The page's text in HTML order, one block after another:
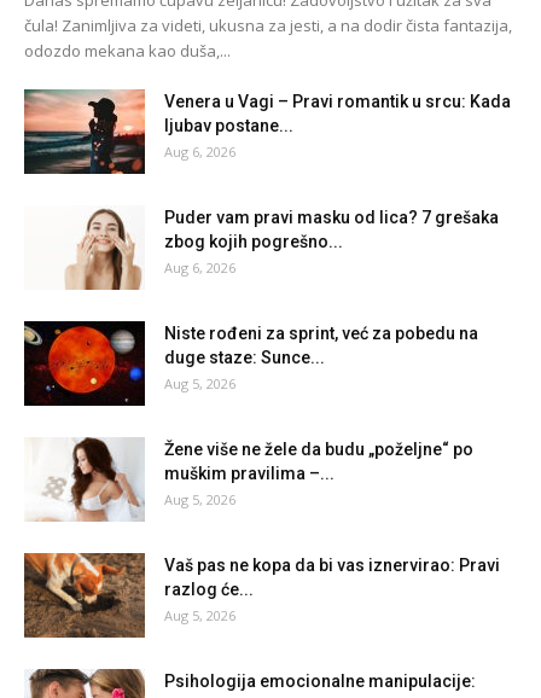
čula! Zanimljiva za videti, ukusna za jesti, a na dodir čista fantazija,
odozdo mekana kao duša,...
Venera u Vagi – Pravi romantik u srcu: Kada
ljubav postane...
Aug 6, 2026
Puder vam pravi masku od lica? 7 grešaka
zbog kojih pogrešno...
Aug 6, 2026
Niste rođeni za sprint, već za pobedu na
duge staze: Sunce...
Aug 5, 2026
Žene više ne žele da budu „poželjne“ po
muškim pravilima –...
Aug 5, 2026
Vaš pas ne kopa da bi vas iznervirao: Pravi
razlog će...
Aug 5, 2026
Psihologija emocionalne manipulacije: